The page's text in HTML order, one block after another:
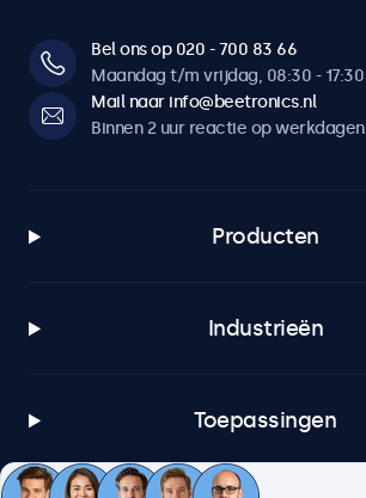
Bel ons op 020 - 700 83 66
Maandag t/m vrijdag, 08:30 - 17:30
Mail naar info@beetronics.nl
Binnen 2 uur reactie op werkdagen
Producten
Industrieën
Toepassingen